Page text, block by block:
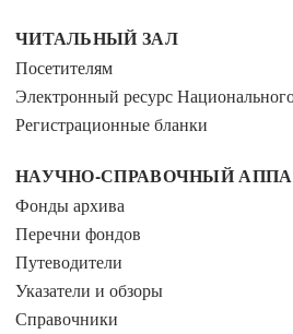
ЧИТАЛЬНЫЙ ЗАЛ
Посетителям
Электронный ресурс
Регистрационные бланки
НАУЧНО-СПРАВОЧНЫЙ
Фонды архива
Перечни фондов
Путеводители
Указатели и обзоры
Справочники